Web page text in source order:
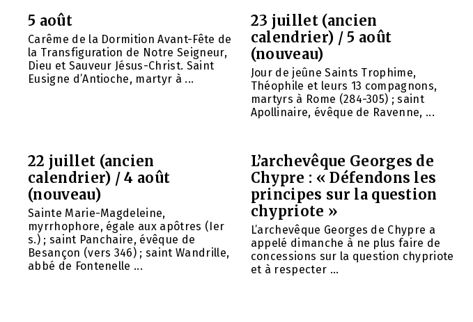
5 août
Carême de la Dormition Avant-Fête de
la Transfiguration de Notre Seigneur,
Dieu et Sauveur Jésus-Christ. Saint
Eusigne d’Antioche, martyr à ...
23 juillet (ancien
calendrier) / 5 août
(nouveau)
Jour de jeûne Saints Trophime,
Théophile et leurs 13 compagnons,
martyrs à Rome (284-305) ; saint
Apollinaire, évêque de Ravenne, ...
22 juillet (ancien
calendrier) / 4 août
(nouveau)
Sainte Marie-Magdeleine,
myrrhophore, égale aux apôtres (Ier
s.) ; saint Panchaire, évêque de
Besançon (vers 346) ; saint Wandrille,
abbé de Fontenelle ...
L’archevêque Georges de
Chypre : « Défendons les
principes sur la question
chypriote »
L’archevêque Georges de Chypre a
appelé dimanche à ne plus faire de
concessions sur la question chypriote
et à respecter ...